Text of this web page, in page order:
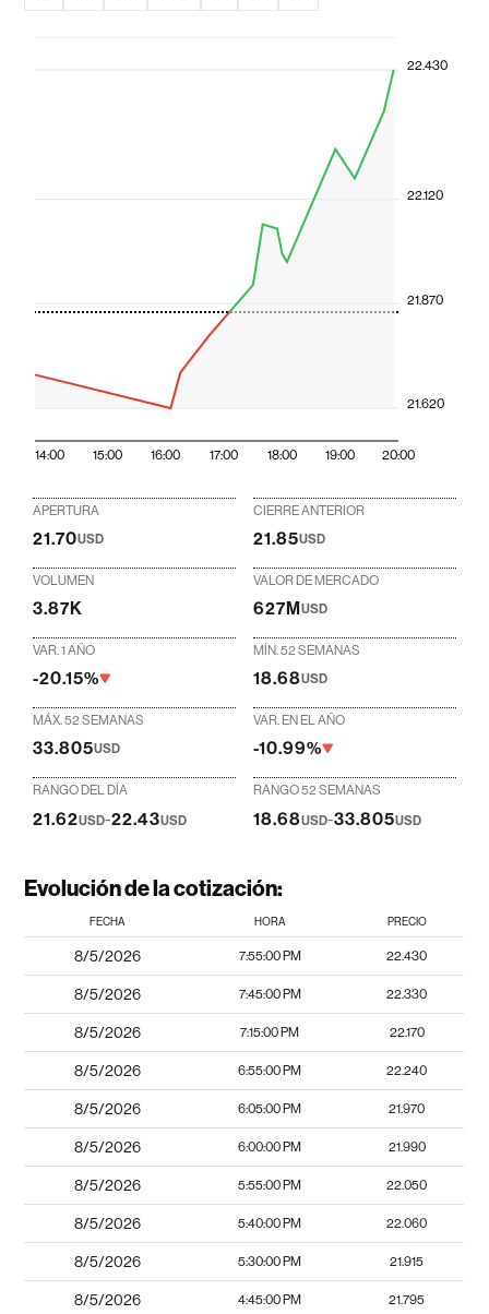
14:00 15:00 16:00 17:00 18:00 19:00 20:00
21.620
21.870
22.120
22.430
APERTURA
21.70USD
CIERRE ANTERIOR
21.85USD
VOLUMEN
3.87K
VALOR DE MERCADO
627MUSD
VAR. 1 AÑO
-20.15%
MÍN. 52 SEMANAS
18.68USD
MÁX. 52 SEMANAS
33.805USD
VAR. EN EL AÑO
-10.99%
RANGO DEL DÍA
21.62USD-22.43USD
RANGO 52 SEMANAS
18.68USD-33.805USD
Evolución de la cotización:
FECHA HORA PRECIO
8/5/2026 7:55:00 PM 22.430
8/5/2026 7:45:00 PM 22.330
8/5/2026 7:15:00 PM 22.170
8/5/2026 6:55:00 PM 22.240
8/5/2026 6:05:00 PM 21.970
8/5/2026 6:00:00 PM 21.990
8/5/2026 5:55:00 PM 22.050
8/5/2026 5:40:00 PM 22.060
8/5/2026 5:30:00 PM 21.915
8/5/2026 4:45:00 PM 21.795